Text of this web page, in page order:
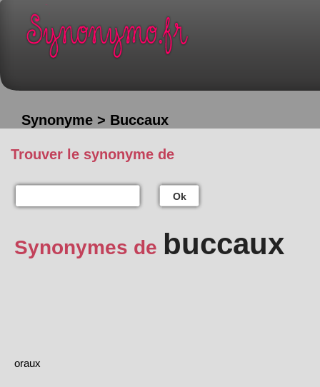
Synonyme > Buccaux
Trouver le synonyme de
Ok
Synonymes de buccaux
oraux